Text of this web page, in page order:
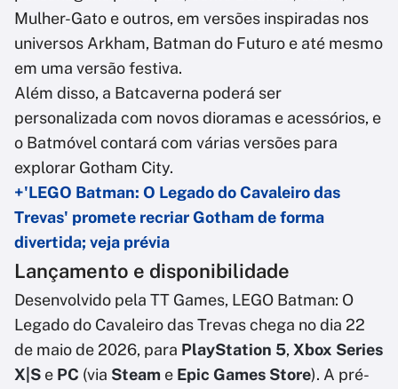
Mulher-Gato e outros, em versões inspiradas nos
universos Arkham, Batman do Futuro e até mesmo
em uma versão festiva.
Além disso, a Batcaverna poderá ser
personalizada com novos dioramas e acessórios, e
o Batmóvel contará com várias versões para
explorar Gotham City.
+'LEGO Batman: O Legado do Cavaleiro das
Trevas' promete recriar Gotham de forma
divertida; veja prévia
Lançamento e disponibilidade
Desenvolvido pela TT Games, LEGO Batman: O
Legado do Cavaleiro das Trevas chega no dia 22
de maio de 2026, para PlayStation 5, Xbox Series
X|S e PC (via Steam e Epic Games Store). A pré-